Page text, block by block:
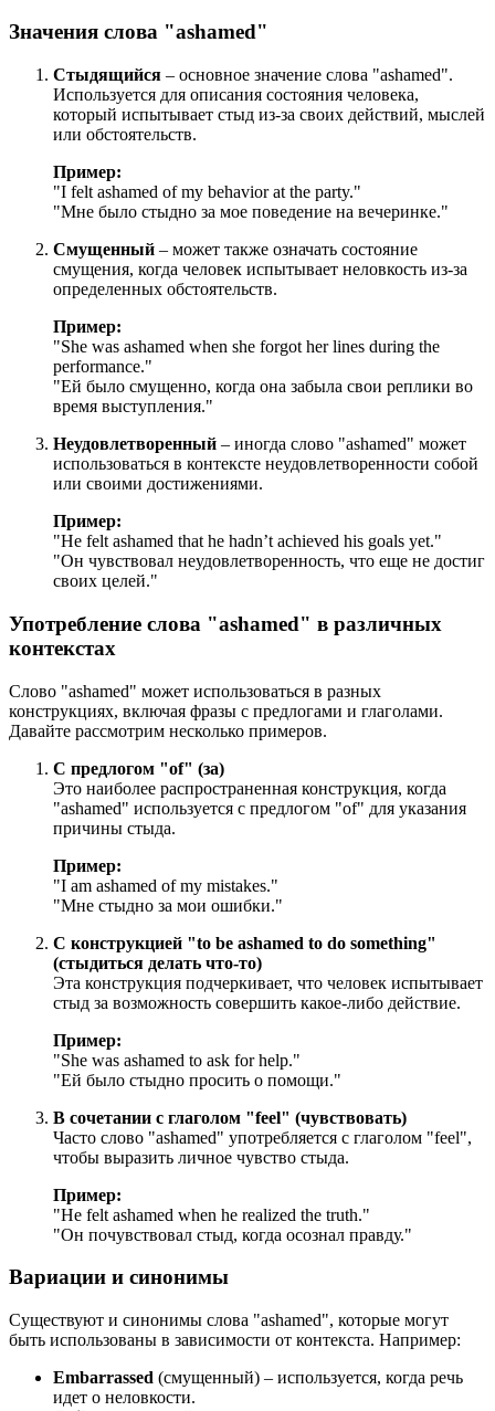
Значения слова "ashamed"
Стыдящийся – основное значение слова "ashamed".
Используется для описания состояния человека,
который испытывает стыд из-за своих действий, мыслей
или обстоятельств.
Пример:
"I felt ashamed of my behavior at the party."
"Мне было стыдно за мое поведение на вечеринке."
Смущенный – может также означать состояние
смущения, когда человек испытывает неловкость из-за
определенных обстоятельств.
Пример:
"She was ashamed when she forgot her lines during the
performance."
"Ей было смущенно, когда она забыла свои реплики во
время выступления."
Неудовлетворенный – иногда слово "ashamed" может
использоваться в контексте неудовлетворенности собой
или своими достижениями.
Пример:
"He felt ashamed that he hadn’t achieved his goals yet."
"Он чувствовал неудовлетворенность, что еще не достиг
своих целей."
Употребление слова "ashamed" в различных
контекстах
Слово "ashamed" может использоваться в разных
конструкциях, включая фразы с предлогами и глаголами.
Давайте рассмотрим несколько примеров.
С предлогом "of" (за)
Это наиболее распространенная конструкция, когда
"ashamed" используется с предлогом "of" для указания
причины стыда.
Пример:
"I am ashamed of my mistakes."
"Мне стыдно за мои ошибки."
С конструкцией "to be ashamed to do something"
(стыдиться делать что-то)
Эта конструкция подчеркивает, что человек испытывает
стыд за возможность совершить какое-либо действие.
Пример:
"She was ashamed to ask for help."
"Ей было стыдно просить о помощи."
В сочетании с глаголом "feel" (чувствовать)
Часто слово "ashamed" употребляется с глаголом "feel",
чтобы выразить личное чувство стыда.
Пример:
"He felt ashamed when he realized the truth."
"Он почувствовал стыд, когда осознал правду."
Вариации и синонимы
Существуют и синонимы слова "ashamed", которые могут
быть использованы в зависимости от контекста. Например:
Embarrassed (смущенный) – используется, когда речь
идет о неловкости.